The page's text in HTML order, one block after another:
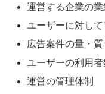
運営する企業の業
ユーザーに対し
広告案件の量・質
ユーザーの利用者
運営の管理体制